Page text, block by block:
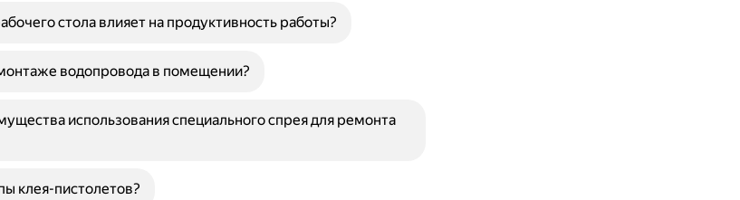
стола влияет на продуктивность работы?
водопровода в помещении?
использования специального спрея для ремонта
клея-пистолетов?